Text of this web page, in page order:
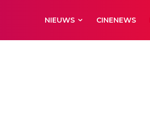
NIEUWS CINENEWS